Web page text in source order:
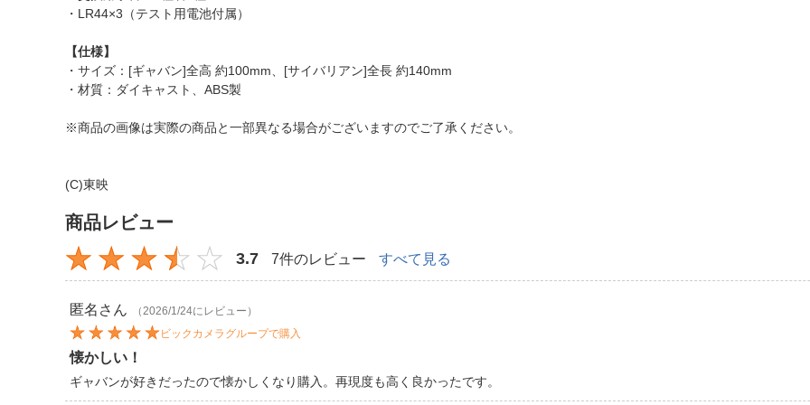
・LR44×3（テスト用電池付属）
【仕様】
・サイズ：[ギャバン]全高 約100mm、[サイバリアン]全長 約140mm
・材質：ダイキャスト、ABS製
※商品の画像は実際の商品と一部異なる場合がございますのでご了承ください。
(C)東映
商品レビュー
3.7 7件のレビュー すべて見る
匿名 さん
（2026/1/24にレビュー）
ビックカメラグループで購入
懐かしい！
ギャバンが好きだったので懐かしくなり購入。再現度も高く良かったです。